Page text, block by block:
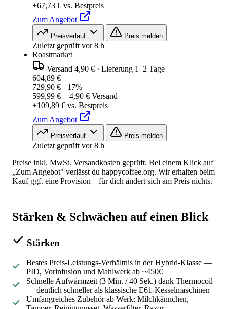
+67,73 € vs. Bestpreis
Zum Angebot
Preisverlauf Preis melden
Zuletzt geprüft vor 8 h
Roastmarket
Versand 4,90 € · Lieferung 1–2 Tage
604,89 €
729,90 € −17%
599,99 € + 4,90 € Versand
+109,89 € vs. Bestpreis
Zum Angebot
Preisverlauf Preis melden
Zuletzt geprüft vor 8 h
Preise inkl. MwSt. Versandkosten geprüft. Bei einem Klick auf
„Zum Angebot" verlässt du happycoffee.org. Wir erhalten beim
Kauf ggf. eine Provision – für dich ändert sich am Preis nichts.
Stärken & Schwächen auf einen Blick
Stärken
Bestes Preis-Leistungs-Verhältnis in der Hybrid-Klasse —
PID, Vorinfusion und Mahlwerk ab ~450€
Schnelle Aufwärmzeit (3 Min. / 40 Sek.) dank Thermocoil
— deutlich schneller als klassische E61-Kesselmaschinen
Umfangreiches Zubehör ab Werk: Milchkännchen,